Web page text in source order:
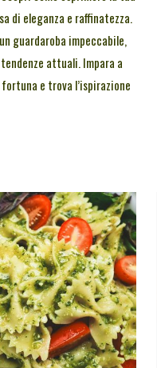
di eleganza e raffinatezza.
guardaroba impeccabile,
attuali. Impara a
e trova l’ispirazione